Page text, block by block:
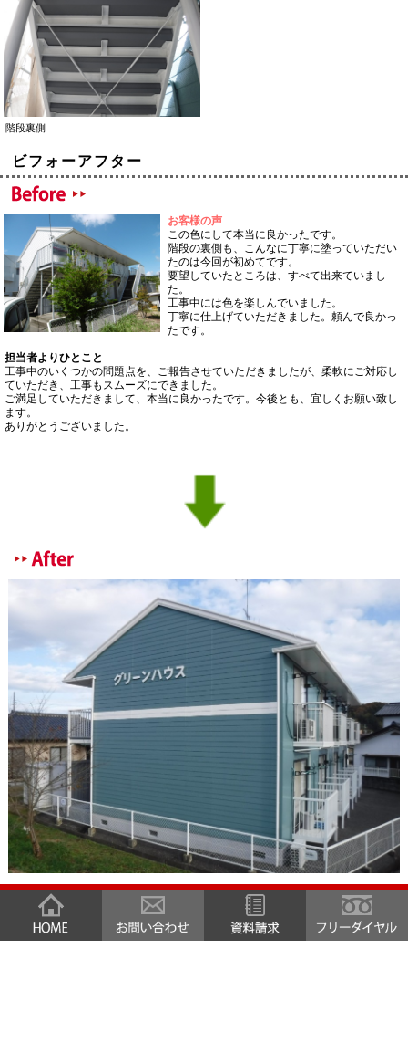
階段裏側
ビフォーアフター
お客様の声
この色にして本当に良かったです。
階段の裏側も、こんなに丁寧に塗っていただい
たのは今回が初めてです。
要望していたところは、すべて出来ていまし
た。
工事中には色を楽しんでいました。
丁寧に仕上げていただきました。頼んで良かっ
たです。
担当者よりひとこと
工事中のいくつかの問題点を、ご報告させていただきましたが、柔軟にご対応し
ていただき、工事もスムーズにできました。
ご満足していただきまして、本当に良かったです。 今後とも、宜しくお願い致し
ます。
ありがとうございました。
外壁屋根塗装工事 茨城県
水戸市アパートブレッサN
外壁屋根塗装工事 茨城県小
美玉市K様邸ただいま施工中